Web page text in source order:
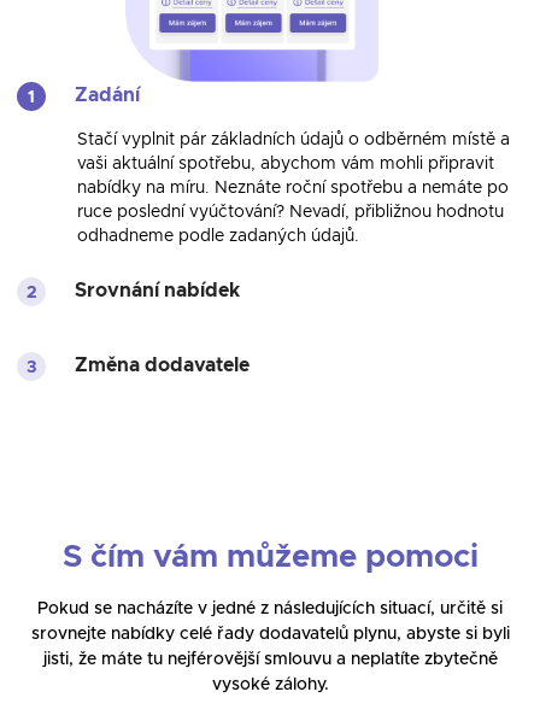
1 Zadání
Stačí vyplnit pár základních údajů o odběrném místě a
vaši aktuální spotřebu, abychom vám mohli připravit
nabídky na míru. Neznáte roční spotřebu a nemáte po
ruce poslední vyúčtování? Nevadí, přibližnou hodnotu
odhadneme podle zadaných údajů.
2 Srovnání nabídek
ověřených dodavatelů. Pokud s nabídkami nebudete
3 Změna dodavatele
S čím vám můžeme pomoci
Pokud se nacházíte v jedné z následujících situací, určitě si
srovnejte nabídky celé řady dodavatelů plynu, abyste si byli
jisti, že máte tu nejférovější smlouvu a neplatíte zbytečně
vysoké zálohy.